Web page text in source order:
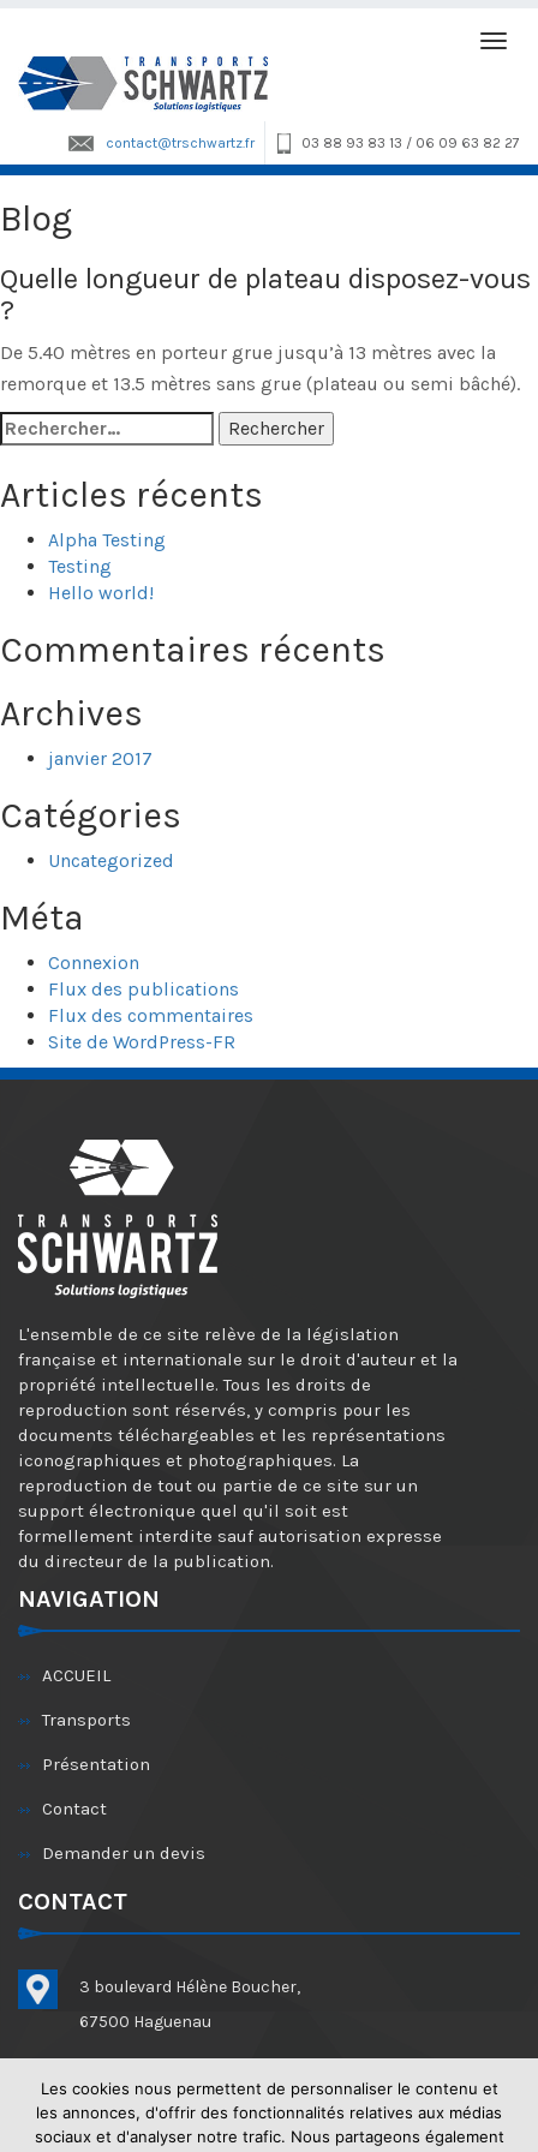
contact@trschwartz.fr 03 88 93 83 13 / 06 09 63 82 27
Blog
Quelle longueur de plateau disposez-vous
?
De 5.40 mètres en porteur grue jusqu’à 13 mètres avec la
remorque et 13.5 mètres sans grue (plateau ou semi bâché).
Rechercher :
Articles récents
Alpha Testing
Testing
Hello world!
Commentaires récents
Archives
janvier 2017
Catégories
Uncategorized
Méta
Connexion
Flux des publications
Flux des commentaires
Site de WordPress-FR
L'ensemble de ce site relève de la législation
française et internationale sur le droit d'auteur et la
propriété intellectuelle. Tous les droits de
reproduction sont réservés, y compris pour les
documents téléchargeables et les représentations
iconographiques et photographiques. La
reproduction de tout ou partie de ce site sur un
support électronique quel qu'il soit est
formellement interdite sauf autorisation expresse
du directeur de la publication.
NAVIGATION
ACCUEIL
Transports
Présentation
Contact
Demander un devis
CONTACT
3 boulevard Hélène Boucher,
67500 Haguenau
03 88 63 84 93
Les cookies nous permettent de personnaliser le contenu et
les annonces, d'offrir des fonctionnalités relatives aux médias
sociaux et d'analyser notre trafic. Nous partageons également